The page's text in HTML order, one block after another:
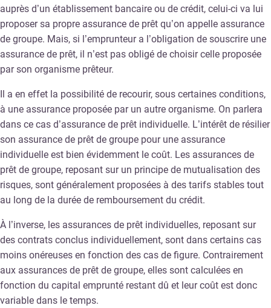
auprès d’un établissement bancaire ou de crédit, celui-ci va lui
proposer sa propre assurance de prêt qu’on appelle assurance
de groupe. Mais, si l’emprunteur a l’obligation de souscrire une
assurance de prêt, il n’est pas obligé de choisir celle proposée
par son organisme prêteur.
Il a en effet la possibilité de recourir, sous certaines conditions,
à une assurance proposée par un autre organisme. On parlera
dans ce cas d’assurance de prêt individuelle. L’intérêt de résilier
son assurance de prêt de groupe pour une assurance
individuelle est bien évidemment le coût. Les assurances de
prêt de groupe, reposant sur un principe de mutualisation des
risques, sont généralement proposées à des tarifs stables tout
au long de la durée de remboursement du crédit.
À l’inverse, les assurances de prêt individuelles, reposant sur
des contrats conclus individuellement, sont dans certains cas
moins onéreuses en fonction des cas de figure. Contrairement
aux assurances de prêt de groupe, elles sont calculées en
fonction du capital emprunté restant dû et leur coût est donc
variable dans le temps.